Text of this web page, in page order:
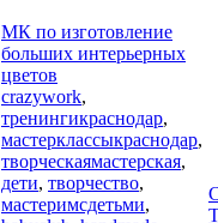
МК по изготовление
больших интерьерных
цветов
crazywork,
тренингикраснодар,
мастерклассыкраснодар,
творческаямастерская,
дети, творчество,
мастеримсдетьми,